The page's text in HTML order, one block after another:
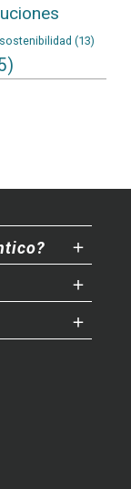
sostenibilidad (13)